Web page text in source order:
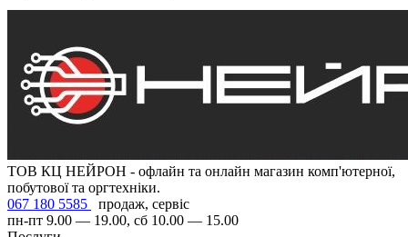
ТОВ КЦ НЕЙРОН - офлайн та онлайн магазин комп'ютерної,
побутової та оргтехніки.
067 180 5585
продаж, сервіс
пн-пт 9.00 — 19.00, сб 10.00 — 15.00